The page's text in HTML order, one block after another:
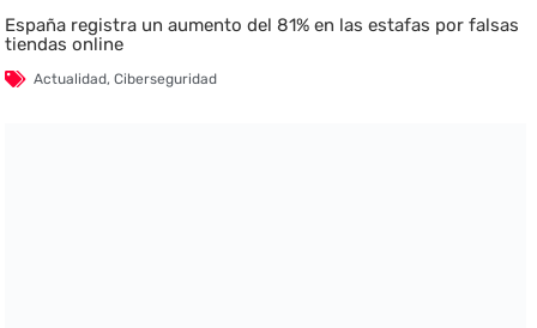
España registra un aumento del 81% en las estafas por falsas
tiendas online
Actualidad,Ciberseguridad